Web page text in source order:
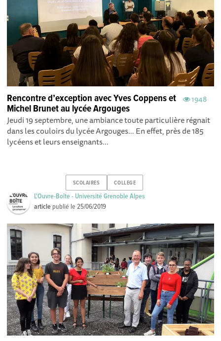
1948
Rencontre d’exception avec Yves Coppens et
Michel Brunet au lycée Argouges
Jeudi 19 septembre, une ambiance toute particulière régnait
dans les couloirs du lycée Argouges… En effet, près de 185
lycéens et leurs enseignants...
SCOLAIRES COLLEGE
L'Ouvre-Boîte - Université Grenoble Alpes
article publié le25/06/2019